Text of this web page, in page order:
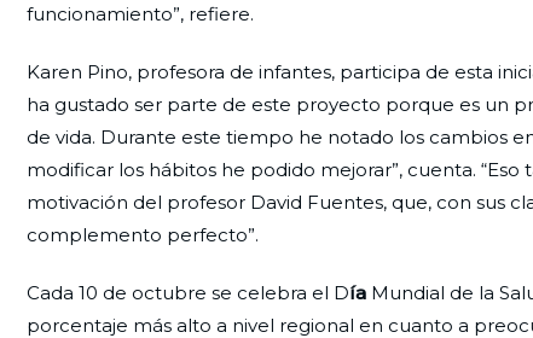
funcionamiento”, refiere.
Karen Pino, profesora de infantes, participa de esta
ha gustado ser parte de este proyecto porque es un
de vida. Durante este tiempo he notado los cambios
modificar los hábitos he podido mejorar”, cuenta.
motivación del profesor David Fuentes, que, con sus
complemento perfecto”.
Cada 10 de octubre se celebra el Día Mundial de la
porcentaje más alto a nivel regional en cuanto a